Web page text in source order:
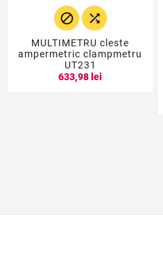
 
MULTIMETRU cleste
ampermetric clampmetru
UT231
633,98 lei